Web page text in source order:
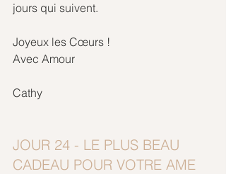
jours qui suivent.
Joyeux les Cœurs !
Avec Amour
Cathy
JOUR 24 - LE PLUS BEAU
CADEAU POUR VOTRE AME